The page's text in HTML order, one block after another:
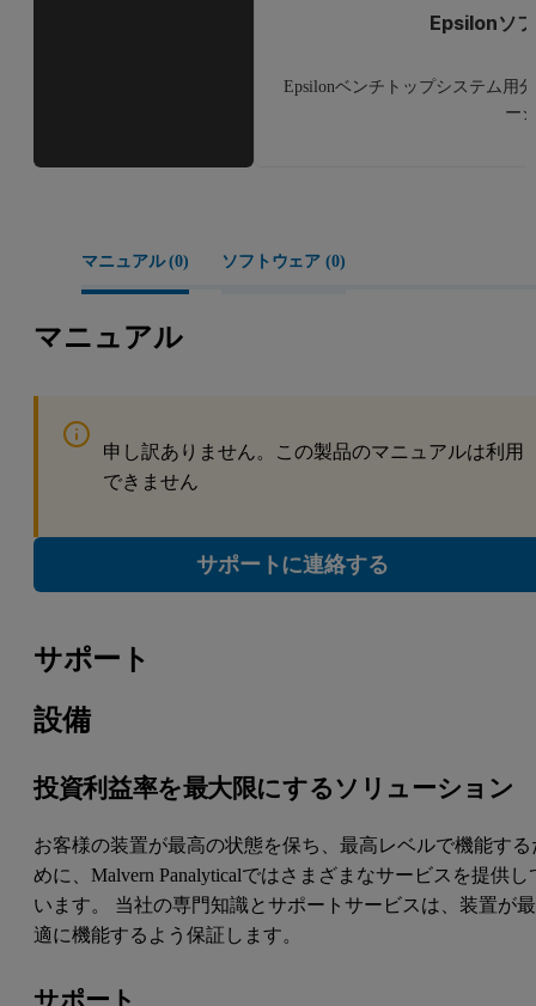
Epsilonソ
Epsilonベンチトップシステム用
ー
マニュアル (0) ソフトウェア (0)
マニュアル
申し訳ありません。この製品のマニュアルは利用
できません
サポートに連絡する
サポート
設備
投資利益率を最大限にするソリューション
お客様の装置が最高の状態を保ち、最高レベルで機能する
めに、Malvern Panalyticalではさまざまなサービスを提供し
います。 当社の専門知識とサポートサービスは、装置が最
適に機能するよう保証します。
サポート